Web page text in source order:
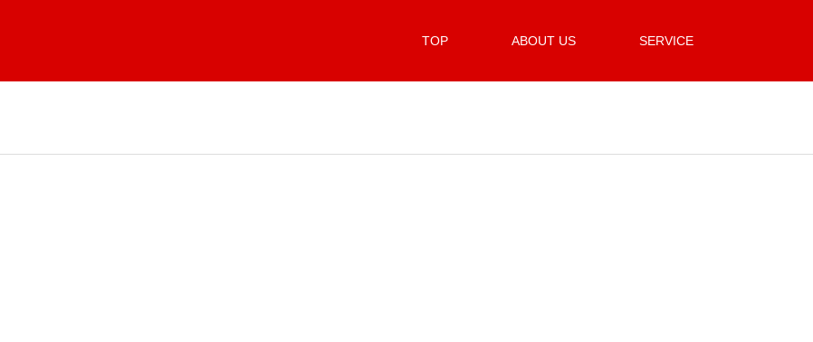
TOP ABOUT US SERVICE